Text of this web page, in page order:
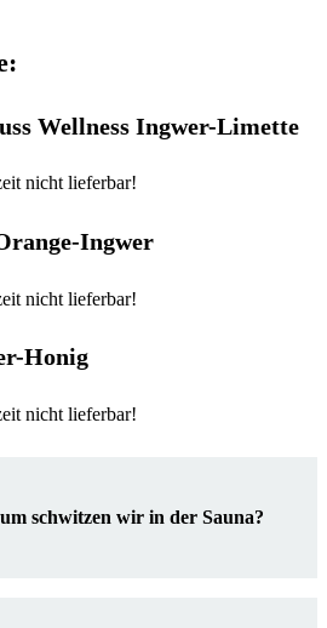
Wellness Ingwer-Limette
nicht lieferbar!
Ingwer
nicht lieferbar!
Honig
nicht lieferbar!
schwitzen wir in der Sauna?